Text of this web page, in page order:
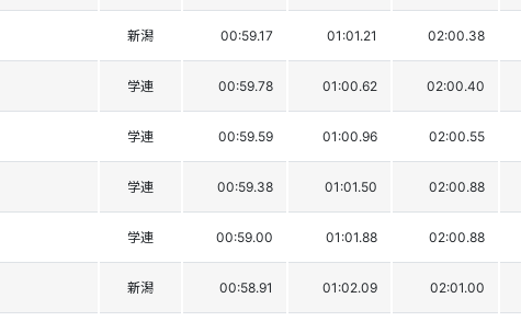
新潟 00:59.17 01:01.21 02:00.38
学連 00:59.78 01:00.62 02:00.40
学連 00:59.59 01:00.96 02:00.55
学連 00:59.38 01:01.50 02:00.88
学連 00:59.00 01:01.88 02:00.88
新潟 00:58.91 01:02.09 02:01.00